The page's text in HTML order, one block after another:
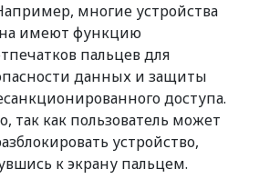
многие устройства
имеют функцию
пальцев для
данных и защиты
доступа.
так как пользователь может
устройство,
к экрану пальцем.